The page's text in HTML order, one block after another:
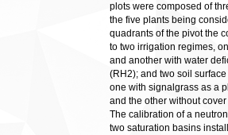
plots were composed of
the five plants being
quadrants of the pivot the
to two irrigation regimes,
and another with water
(RH2); and two soil
one with signalgrass as a
and the other without
The calibration of a
two saturation basins